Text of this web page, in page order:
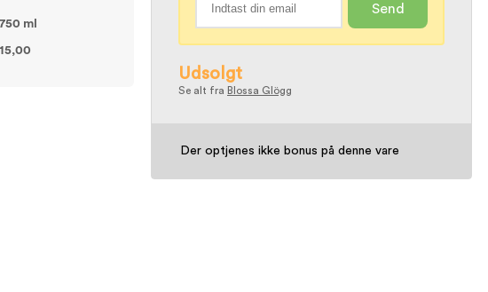
Send
Udsolgt
Se alt fra Blossa Glögg
Der optjenes ikke bonus på denne vare
750 ml
15,00